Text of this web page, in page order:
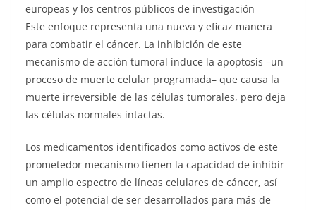
europeas y los centros públicos de investigación
Este enfoque representa una nueva y eficaz manera
para combatir el cáncer. La inhibición de este
mecanismo de acción tumoral induce la apoptosis –un
proceso de muerte celular programada– que causa la
muerte irreversible de las células tumorales, pero deja
las células normales intactas.
Los medicamentos identificados como activos de este
prometedor mecanismo tienen la capacidad de inhibir
un amplio espectro de líneas celulares de cáncer, así
como el potencial de ser desarrollados para más de